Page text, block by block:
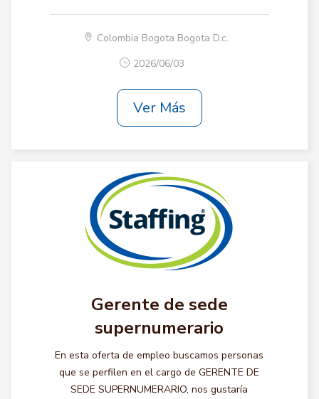
Colombia Bogota Bogota D.c.
2026/06/03
Ver Más
Gerente de sede
supernumerario
En esta oferta de empleo buscamos personas
que se perfilen en el cargo de GERENTE DE
SEDE SUPERNUMERARIO, nos gustaría